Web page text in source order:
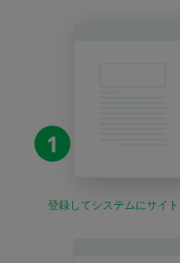
1
登録してシステムにサイ